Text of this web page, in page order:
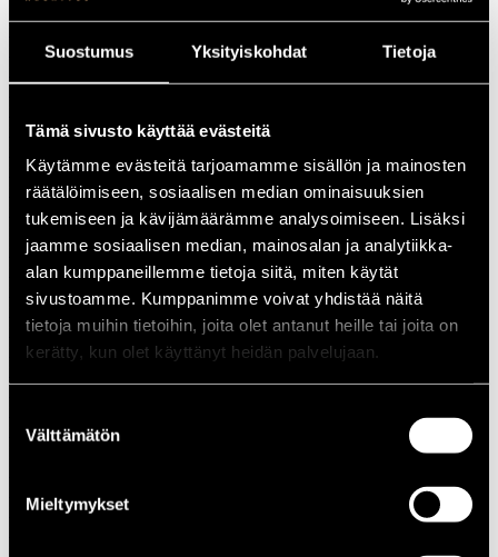
Suostumus Yksityiskohdat Tietoja
Tämä sivusto käyttää evästeitä
Käytämme evästeitä tarjoamamme sisällön ja mainosten
räätälöimiseen, sosiaalisen median ominaisuuksien
tukemiseen ja kävijämäärämme analysoimiseen. Lisäksi
jaamme sosiaalisen median, mainosalan ja analytiikka-
alan kumppaneillemme tietoja siitä, miten käytät
sivustoamme. Kumppanimme voivat yhdistää näitä
tietoja muihin tietoihin, joita olet antanut heille tai joita on
kerätty, kun olet käyttänyt heidän palvelujaan.
valinta
Välttämätön
Mieltymykset
1986
1984
1982
1981
1980
1970-luku
1979
1978
1977
1976
1975
1974
1972
1970
1967